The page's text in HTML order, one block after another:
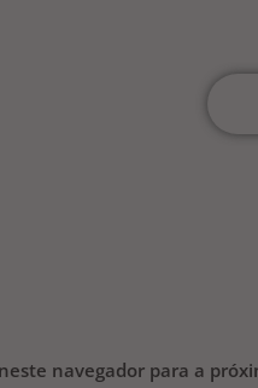
navegador para a